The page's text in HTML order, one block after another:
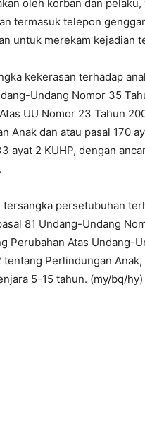
oleh korban dan pelaku,
termasuk telepon
untuk merekam kejadian
kekerasan terhadap
Undang Nomor 35
UU Nomor 23 Tahun
Anak dan atau pasal 170
ayat 2 KUHP, dengan
tersangka persetubuhan
81 Undang-Undang
Perubahan Atas Undang-
tentang Perlindungan Anak,
5-15 tahun. (my/bq/hy)